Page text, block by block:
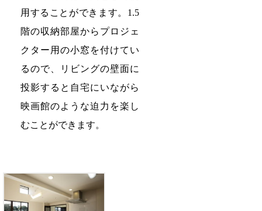
用することができます。1.5
階の収納部屋からプロジェ
クター用の小窓を付けてい
るので、リビングの壁面に
投影すると自宅にいながら
映画館のような迫力を楽し
むことができます。